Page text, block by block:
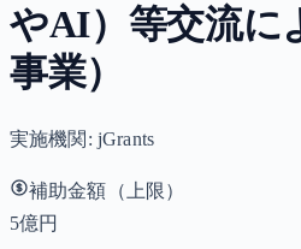
やAI）等交流に
事業）
実施機関: jGrants
補助金額（上限）
5億円